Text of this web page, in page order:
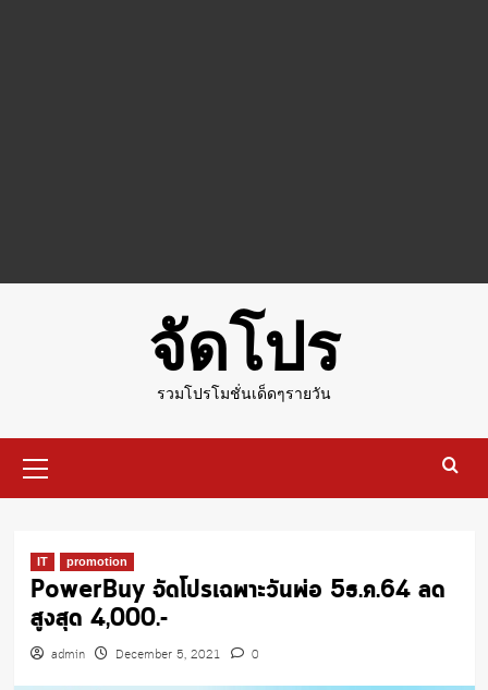
จัดโปร
รวมโปรโมชั่นเด็ดๆรายวัน
Menu
IT promotion
PowerBuy จัดโปรเฉพาะวันพ่อ 5ธ.ค.64 ลด
สูงสุด 4,000.-
admin December 5, 2021 0